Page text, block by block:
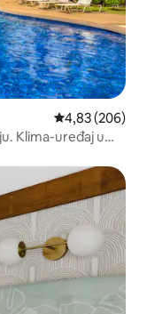
Prosječna
4,83 (206)
Klima-uređaj u
gosti”